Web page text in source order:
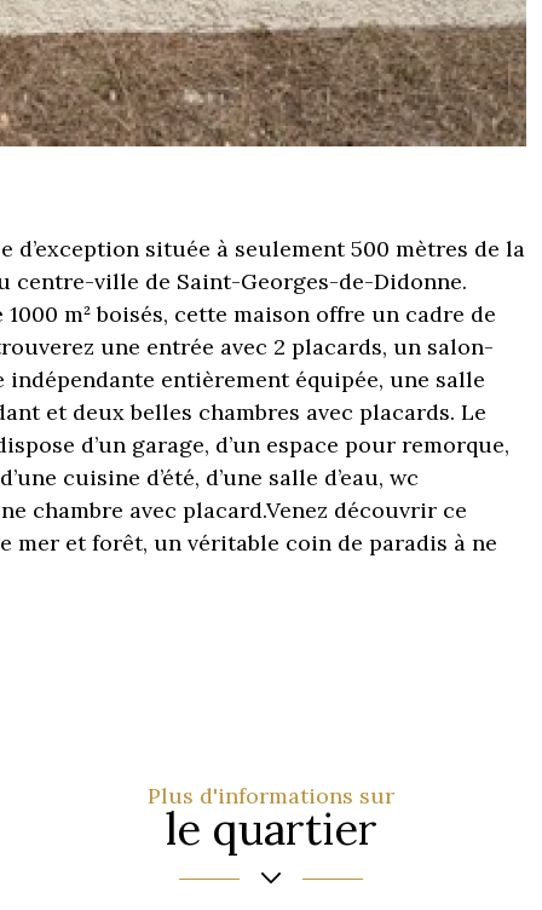
d’exception située à seulement 500 mètres de la
centre-ville de Saint-Georges-de-Didonne.
m² boisés, cette maison offre un cadre de
une entrée avec 2 placards, un salon-
indépendante entièrement équipée, une salle
et deux belles chambres avec placards. Le
d’un garage, d’un espace pour remorque,
cuisine d’été, d’une salle d’eau, wc
chambre avec placard.Venez découvrir ce
mer et forêt, un véritable coin de paradis à ne
Plus d'informations sur
le quartier